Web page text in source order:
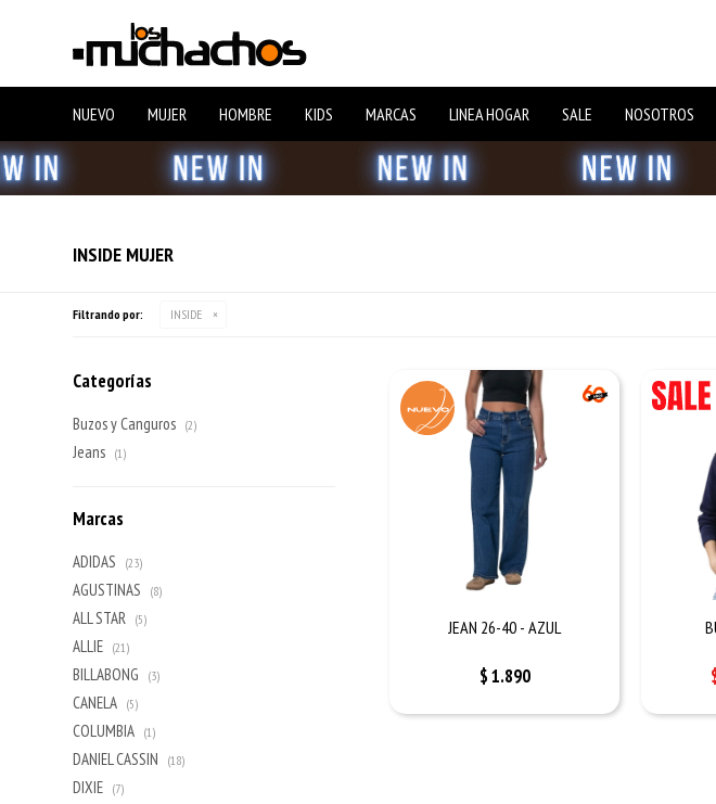
NUEVO MUJER HOMBRE KIDS MARCAS LINEA HOGAR SALE NOSOTROS
INSIDE MUJER
Filtrando por: INSIDE
JEAN 26-40 - AZUL
$1.890
Categorías
Buzos y Canguros (2)
Jeans (1)
Marcas
ADIDAS (23)
AGUSTINAS (8)
ALL STAR (5)
ALLIE (21)
BILLABONG (3)
CANELA (5)
COLUMBIA (1)
DANIEL CASSIN (18)
DIXIE (7)